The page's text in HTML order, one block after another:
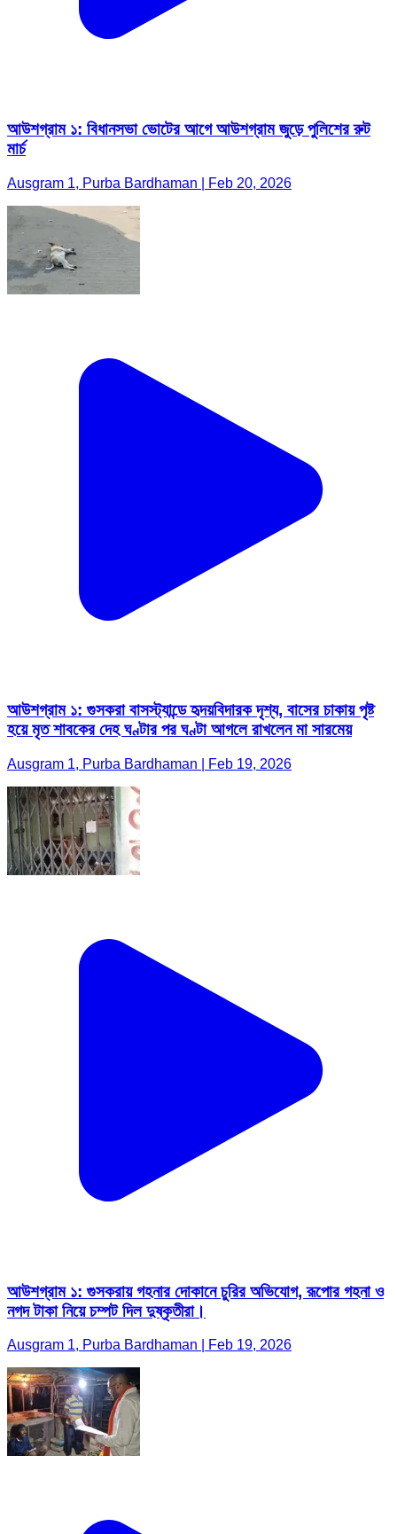
আউশগ্রাম ১: বিধানসভা ভোটের আগে আউশগ্রাম জুড়ে পুলিশের রুট
মার্চ
Ausgram 1, Purba Bardhaman | Feb 20, 2026
আউশগ্রাম ১: গুসকরা বাসস্ট্যান্ডে হৃদয়বিদারক দৃশ্য, বাসের চাকায় পৃষ্ট
হয়ে মৃত শাবকের দেহ ঘণ্টার পর ঘণ্টা আগলে রাখলেন মা সারমেয়
Ausgram 1, Purba Bardhaman | Feb 19, 2026
আউশগ্রাম ১: গুসকরায় গহনার দোকানে চুরির অভিযোগ, রূপোর গহনা ও
নগদ টাকা নিয়ে চম্পট দিল দুষ্কৃতীরা।
Ausgram 1, Purba Bardhaman | Feb 19, 2026